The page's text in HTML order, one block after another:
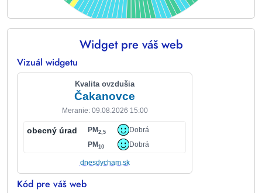
End of interactive chart.Widget pre váš web
Vizuál widgetu
Kvalita ovzdušia
Čakanovce
Meranie: 09.08.2026 15:00
obecný úrad PM2,5
Dobrá
PM10 Dobrá
dnesdycham.sk
Kód pre váš web